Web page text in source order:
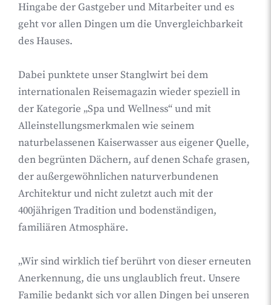
Hingabe der Gastgeber und Mitarbeiter und es
geht vor allen Dingen um die Unvergleichbarkeit
des Hauses.
Dabei punktete unser Stanglwirt bei dem
internationalen Reisemagazin wieder speziell in
der Kategorie „Spa und Wellness“ und mit
Alleinstellungsmerkmalen wie seinem
naturbelassenen Kaiserwasser aus eigener Quelle,
den begrünten Dächern, auf denen Schafe grasen,
der außergewöhnlichen naturverbundenen
Architektur und nicht zuletzt auch mit der
400jährigen Tradition und bodenständigen,
familiären Atmosphäre.
„Wir sind wirklich tief berührt von dieser erneuten
Anerkennung, die uns unglaublich freut. Unsere
Familie bedankt sich vor allen Dingen bei unseren